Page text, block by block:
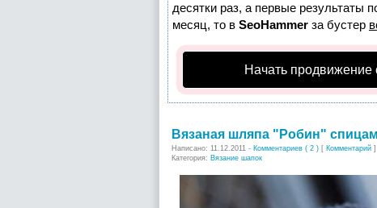
десятки раз, а первые результаты
месяц, то в SeoHammer за бустер
Начать продвижение
Вязаная шляпа "Робин"
Написано: 11.12.2011 - Комментариев ( 2 ) [ Комментарий ]
Категория: Вязание шапок